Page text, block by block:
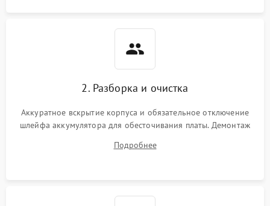
2. Разборка и очистка
Аккуратное вскрытие корпуса и обязательное отключение
шлейфа аккумулятора для обесточивания платы. Демонтаж
высохшей термопасты с кристаллов чипов.
Подробнее